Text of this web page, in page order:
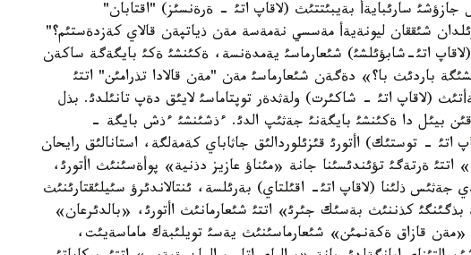
جاس جازؤشئ سارئبايةأ بةيبئتتئث (لاقاپ اتئ - ةرةنسئز) "اقتابان"
شئققان ليونةيةأ مةسسي نةمةسة مةن ذياتپةن قالاي كةزدةستئم؟"
اتئ-شابؤئلشئ) شئعارماسئ يةمدةنسة، ةكئنشئ ةكئ بايگةگة ساكةن
باردئث با؟» دةگةن شئعارماسئ مةن "مةن قالادا تذرامئن" اتتئ
(لاقاپ اتئ - شاكئرت) ولةثدةر توپتاماسئ لايئق دةپ تانئلدئ. بذل
بيئل دا ةكئنشئ بايگةنئ جةثئپ الدئ. ءذشئنشئ ءذش بايگة -
- توستئك) اأتورئ قئزئلوردالئق جاثاباي كةمةلگة، استانالئق رايحان
ةرتةگئ تؤئندئسئنا جانة «مئناؤ عازيز دذنية» پوأةسئنئث اأتورئ،
ذلئنا (لاقاپ اتئ- اقئلتاي) بةرئلسة، ئنتالاندئرؤ سئيلئقتارئنئث
بذگئنگئ كذننئث بةسئك جئرئ» اتتئ شئعارمانئث اأتورئ، «بالدئرعان»
«مةن قازاق ةكةنمئن» شئعارماسئنئث يةسئ تويلئبةك ماماسةيئت،